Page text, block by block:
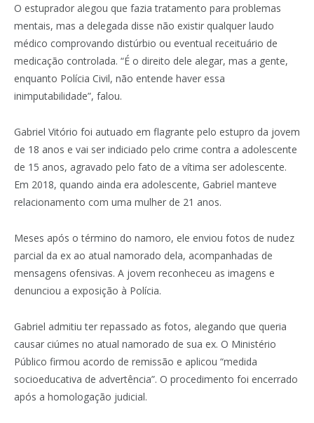
O estuprador alegou que fazia tratamento para problemas
mentais, mas a delegada disse não existir qualquer laudo
médico comprovando distúrbio ou eventual receituário de
medicação controlada. “É o direito dele alegar, mas a gente,
enquanto Polícia Civil, não entende haver essa
inimputabilidade”, falou.
Gabriel Vitório foi autuado em flagrante pelo estupro da jovem
de 18 anos e vai ser indiciado pelo crime contra a adolescente
de 15 anos, agravado pelo fato de a vítima ser adolescente.
Em 2018, quando ainda era adolescente, Gabriel manteve
relacionamento com uma mulher de 21 anos.
Meses após o término do namoro, ele enviou fotos de nudez
parcial da ex ao atual namorado dela, acompanhadas de
mensagens ofensivas. A jovem reconheceu as imagens e
denunciou a exposição à Polícia.
Gabriel admitiu ter repassado as fotos, alegando que queria
causar ciúmes no atual namorado de sua ex. O Ministério
Público firmou acordo de remissão e aplicou “medida
socioeducativa de advertência”. O procedimento foi encerrado
após a homologação judicial.